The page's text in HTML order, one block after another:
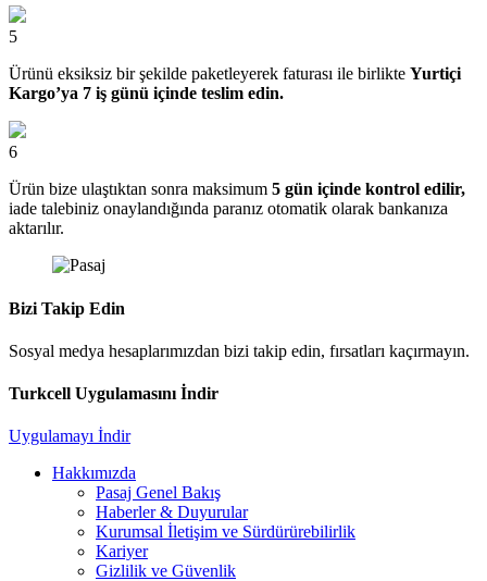
5
Ürünü eksiksiz bir şekilde paketleyerek faturası ile birlikte Yurtiçi
Kargo’ya 7 iş günü içinde teslim edin.
6
Ürün bize ulaştıktan sonra maksimum 5 gün içinde kontrol edilir,
iade talebiniz onaylandığında paranız otomatik olarak bankanıza
aktarılır.
Bizi Takip Edin
Sosyal medya hesaplarımızdan bizi takip edin, fırsatları kaçırmayın.
Turkcell Uygulamasını İndir
Uygulamayı İndir
Hakkımızda
Pasaj Genel Bakış
Haberler & Duyurular
Kurumsal İletişim ve Sürdürürebilirlik
Kariyer
Gizlilik ve Güvenlik